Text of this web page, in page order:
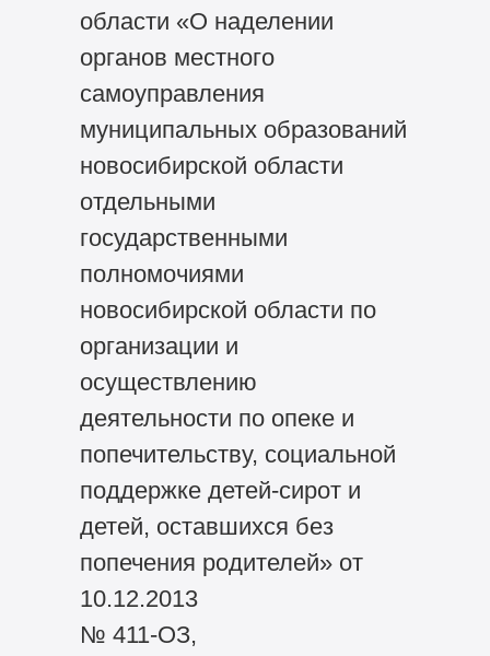
области «О наделении
органов местного
самоуправления
муниципальных образований
новосибирской области
отдельными
государственными
полномочиями
новосибирской области по
организации и
осуществлению
деятельности по опеке и
попечительству, социальной
поддержке детей-сирот и
детей, оставшихся без
попечения родителей» от
10.12.2013
№ 411-ОЗ,